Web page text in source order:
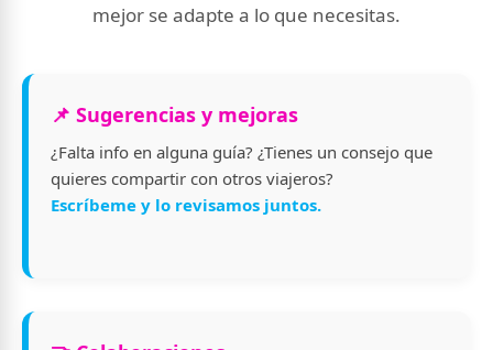
mejor se adapte a lo que necesitas.
📌 Sugerencias y mejoras
¿Falta info en alguna guía? ¿Tienes un consejo que
quieres compartir con otros viajeros?
Escríbeme y lo revisamos juntos.